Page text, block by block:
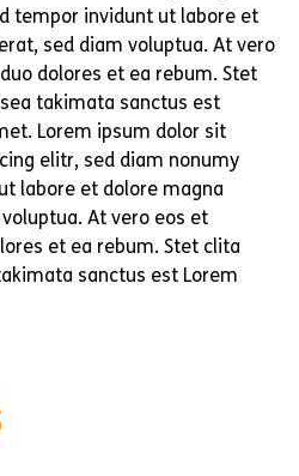
tempor invidunt ut labore et
sed diam voluptua. At vero
dolores et ea rebum. Stet
takimata sanctus est
Lorem ipsum dolor sit
elitr, sed diam nonumy
labore et dolore magna
At vero eos et
et ea rebum. Stet clita
sanctus est Lorem